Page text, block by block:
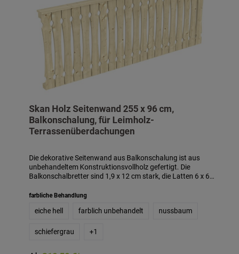
Skan Holz Seitenwand 255 x 96 cm,
Balkonschalung, für Leimholz-
Terrassenüberdachungen
Die dekorative Seitenwand aus Balkonschalung ist aus
unbehandeltem Konstruktionsvollholz gefertigt. Die
Balkonschalbretter sind 1,9 x 12 cm stark, die Latten 6 x 6
Balkonschalung besteht aus einer Lage lose gelieferter
Terrassenüberdachungen aus Leimholz mit einer Tiefe von
Farbbehandlung in den Farben weiß, schiefergrau,
farbliche Behandlung
eiche hell farblich unbehandelt nussbaum
schiefergrau +1